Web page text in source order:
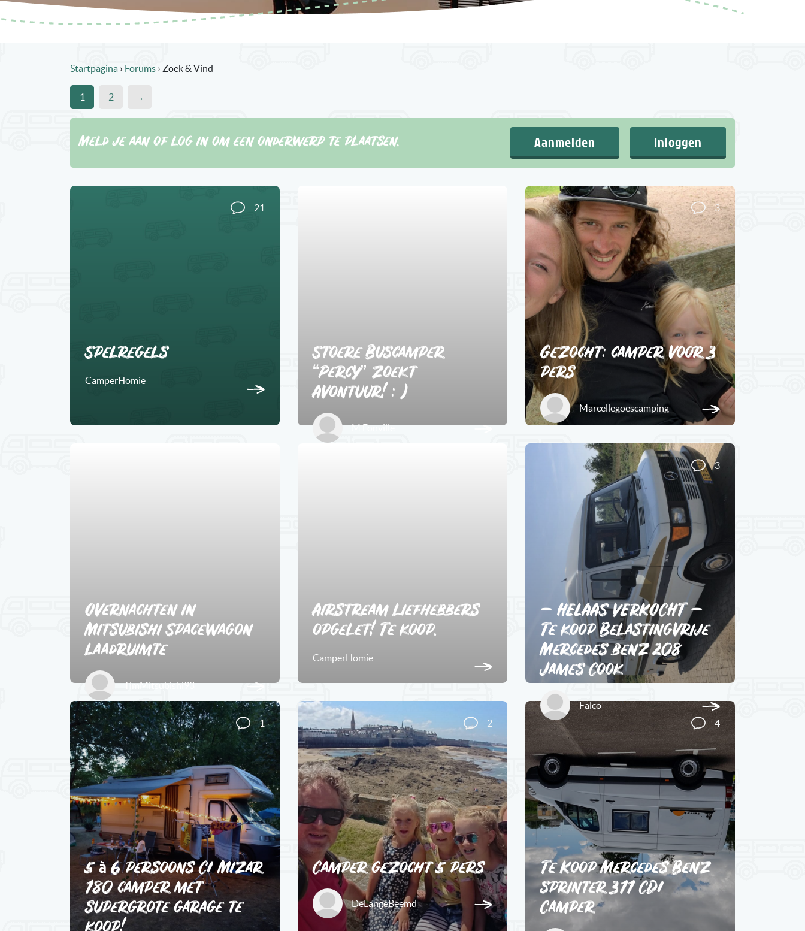
Startpagina › Forums › Zoek & Vind
1 2 →
Meld je aan of log in om een onderwerp te plaatsen. Aanmelden Inloggen
21
Spelregels
CamperHomie
Stoere Buscamper
“Percy” zoekt
Avontuur! : )
M Fonville
3
Gezocht: camper voor 3
pers
Marcellegoescamping
Overnachten in
Mitsubishi Spacewagon
laadruimte
TimMitsubishi93
Airstream liefhebbers
opgelet! Te koop.
CamperHomie
3
– HELAAS VERKOCHT –
Te koop Belastingvrije
Mercedes benz 208
James Cook
Falco
1
5 à 6 persoons CI Mizar
180 camper met
supergrote garage te
2
Camper gezocht 5 pers
DeLangeBeemd
4
Te Koop Mercedes Benz
sprinter 311 CDI
Camper